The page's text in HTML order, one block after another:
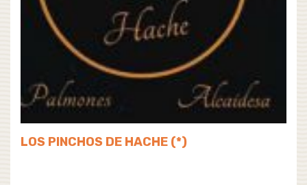
LOS PINCHOS DE HACHE (*)